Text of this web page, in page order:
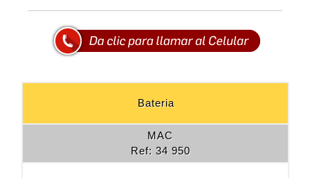
Bateria
MAC
Ref: 34 950